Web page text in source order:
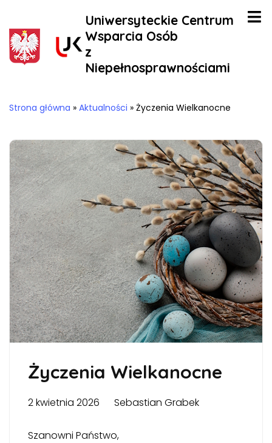
Uniwersyteckie Centrum
Wsparcia Osób
z
Niepełnosprawnościami
Strona główna » Aktualności » Życzenia Wielkanocne
Życzenia Wielkanocne
2 kwietnia 2026 Sebastian Grabek
Szanowni Państwo,